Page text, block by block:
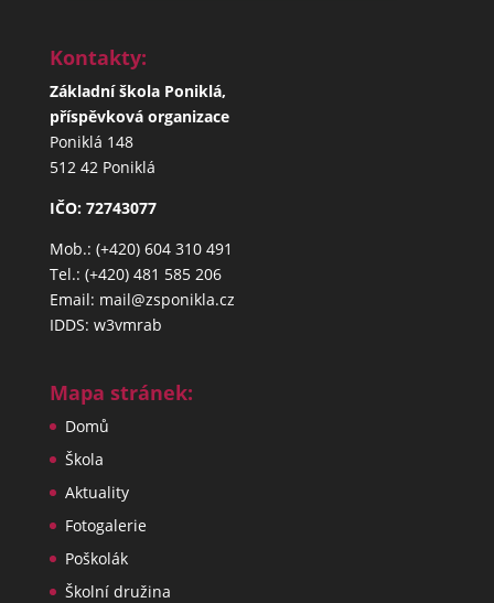
Kontakty:
Základní škola Poniklá,
příspěvková organizace
Poniklá 148
512 42 Poniklá
IČO: 72743077
Mob.: (+420) 604 310 491
Tel.: (+420) 481 585 206
Email: mail@zsponikla.cz
IDDS: w3vmrab
Mapa stránek:
Domů
Škola
Aktuality
Fotogalerie
Poškolák
Školní družina